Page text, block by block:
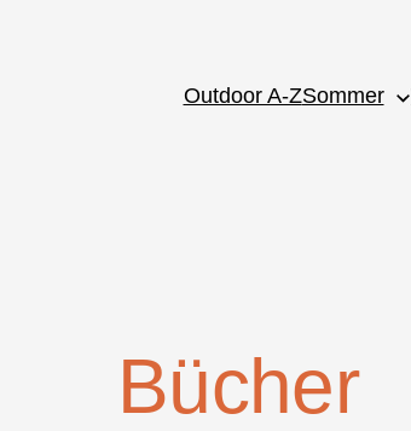
Outdoor A-ZSommer
Bücher